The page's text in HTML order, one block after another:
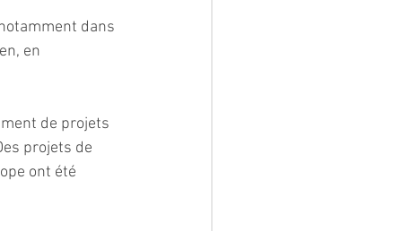
dans
en
de projets
projets de
ont été